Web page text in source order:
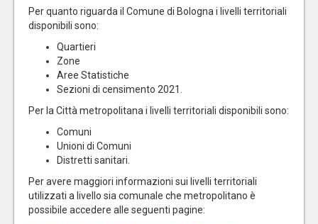
Per quanto riguarda il Comune di Bologna i livelli territoriali
disponibili sono:
Quartieri
Zone
Aree Statistiche
Sezioni di censimento 2021.
Per la Città metropolitana i livelli territoriali disponibili sono:
Comuni
Unioni di Comuni
Distretti sanitari.
Per avere maggiori informazioni sui livelli territoriali
utilizzati a livello sia comunale che metropolitano è
possibile accedere alle seguenti pagine: